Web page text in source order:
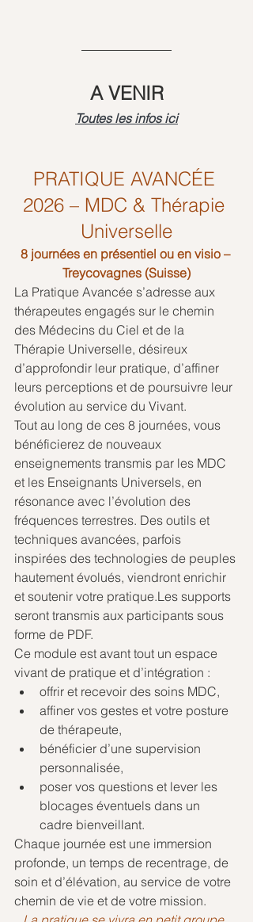
A VENIR
Toutes les infos ici
PRATIQUE AVANCÉE
2026 – MDC & Thérapie
Universelle
8 journées en présentiel ou en visio –
Treycovagnes (Suisse)
La Pratique Avancée s’adresse aux
thérapeutes engagés sur le chemin
des Médecins du Ciel et de la
Thérapie Universelle, désireux
d’approfondir leur pratique, d’affiner
leurs perceptions et de poursuivre leur
évolution au service du Vivant.
Tout au long de ces 8 journées, vous
bénéficierez de nouveaux
enseignements transmis par les MDC
et les Enseignants Universels, en
résonance avec l’évolution des
fréquences terrestres. Des outils et
techniques avancées, parfois
inspirées des technologies de peuples
hautement évolués, viendront enrichir
et soutenir votre pratique.Les supports
seront transmis aux participants sous
forme de PDF.
Ce module est avant tout un espace
vivant de pratique et d’intégration :
offrir et recevoir des soins MDC,
affiner vos gestes et votre posture
de thérapeute,
bénéficier d’une supervision
personnalisée,
poser vos questions et lever les
blocages éventuels dans un
cadre bienveillant.
Chaque journée est une immersion
profonde, un temps de recentrage, de
soin et d’élévation, au service de votre
chemin de vie et de votre mission.